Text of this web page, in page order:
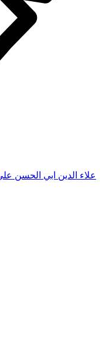
علاء الدين ابي الحسن